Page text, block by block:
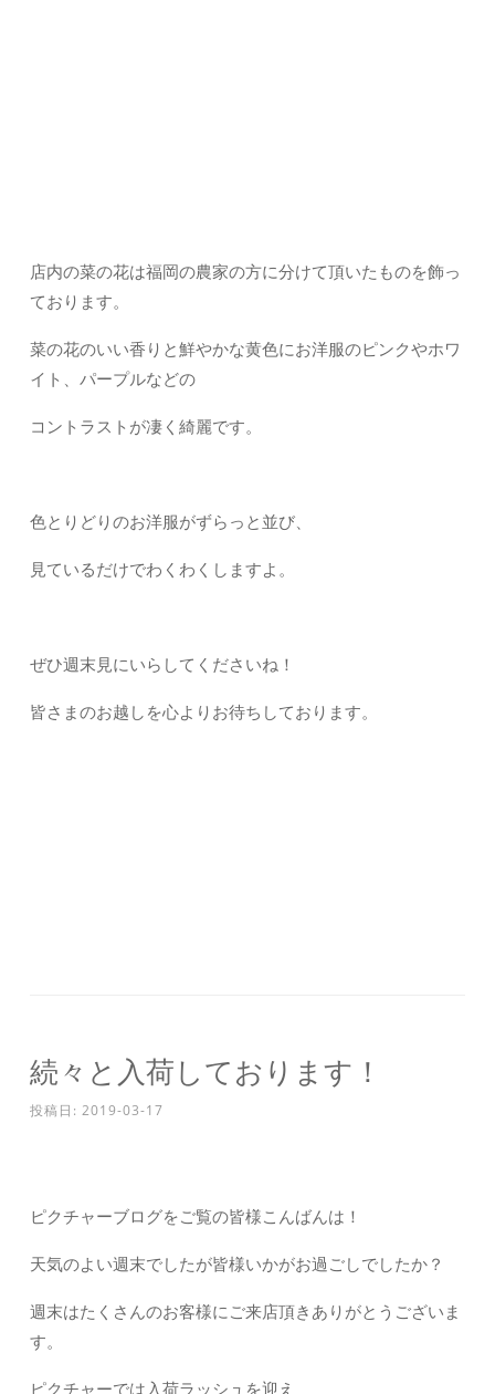
店内の菜の花は福岡の農家の方に分けて頂いたものを飾っ
ております。
菜の花のいい香りと鮮やかな黄色にお洋服のピンクやホワ
イト、パープルなどの
コントラストが凄く綺麗です。
色とりどりのお洋服がずらっと並び、
見ているだけでわくわくしますよ。
ぜひ週末見にいらしてくださいね！
皆さまのお越しを心よりお待ちしております。
続々と入荷しております！
投稿日: 2019-03-17
ピクチャーブログをご覧の皆様こんばんは！
天気のよい週末でしたが皆様いかがお過ごしでしたか？
週末はたくさんのお客様にご来店頂きありがとうございま
す。
ピクチャーでは入荷ラッシュを迎え